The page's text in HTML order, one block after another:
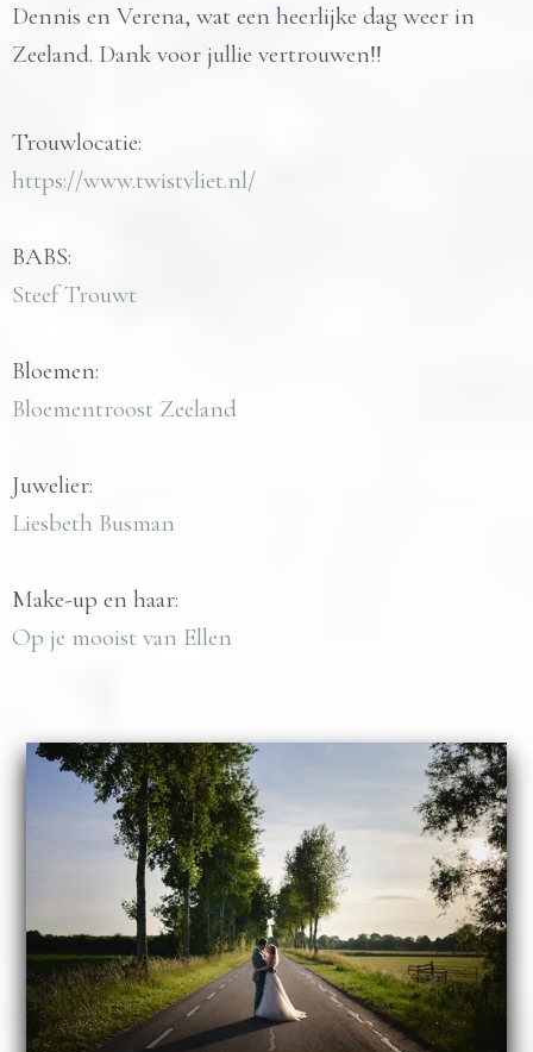
Dennis en Verena, wat een heerlijke dag weer in
Zeeland. Dank voor jullie vertrouwen!!
Trouwlocatie:
https://www.twistvliet.nl/
BABS:
Steef Trouwt
Bloemen:
Bloementroost Zeeland
Juwelier:
Liesbeth Busman
Make-up en haar:
Op je mooist van Ellen